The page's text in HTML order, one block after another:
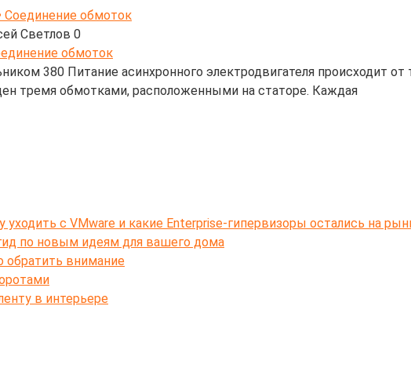
Соединение обмоток
Светлов 0
380 Питание асинхронного электродвигателя происходит
тремя обмотками, расположенными на статоре. Каждая
уходить с VMware и какие Enterprise-гипервизоры остались на
по новым идеям для вашего дома
обратить внимание
в интерьере